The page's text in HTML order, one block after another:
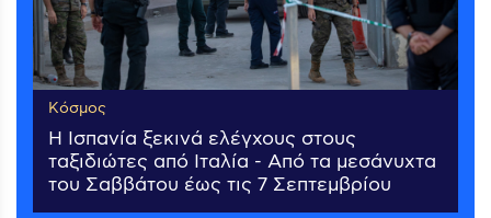
Κόσμος
Η Ισπανία ξεκινά ελέγχους στους
ταξιδιώτες από Ιταλία - Από τα μεσάνυχτα
του Σαββάτου έως τις 7 Σεπτεμβρίου